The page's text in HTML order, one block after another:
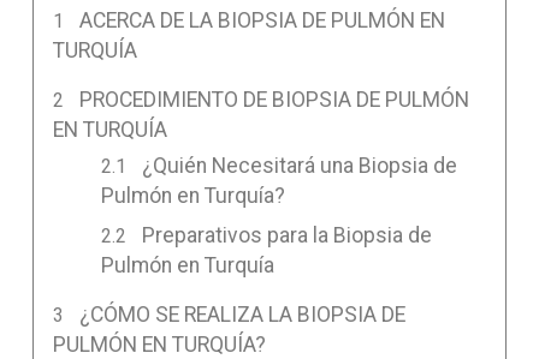
ACERCA DE LA BIOPSIA DE PULMÓN EN
TURQUÍA
PROCEDIMIENTO DE BIOPSIA DE PULMÓN
EN TURQUÍA
¿Quién Necesitará una Biopsia de
Pulmón en Turquía?
Preparativos para la Biopsia de
Pulmón en Turquía
¿CÓMO SE REALIZA LA BIOPSIA DE
PULMÓN EN TURQUÍA?